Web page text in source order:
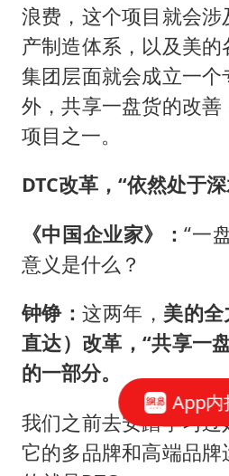
浪费，这个项目就会
产制造体系，以及美
集团层面就会成立一个
外，共享一盘货的改
项目之一。
DTC改革，“依然处于
《中国企业家》：“一
意义是什么？
钟铮：这两年， 美的
直达）改革，“共享一
的一部分。
我们之前去安踏学习
它的多品牌和高端品牌
App内